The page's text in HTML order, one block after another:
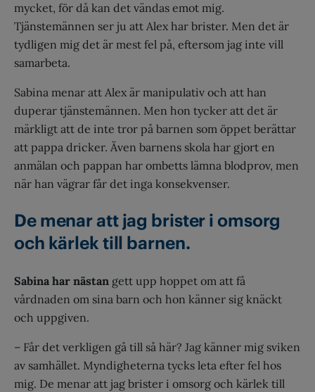
mycket, för då kan det vändas emot mig.
Tjänstemännen ser ju att Alex har brister. Men det är
tydligen mig det är mest fel på, eftersom jag inte vill
samarbeta.
Sabina menar att Alex är manipulativ och att han
duperar tjänstemännen. Men hon tycker att det är
märkligt att de inte tror på barnen som öppet berättar
att pappa dricker. Även barnens skola har gjort en
anmälan och pappan har ombetts lämna blodprov, men
när han vägrar får det inga konsekvenser.
De menar att jag brister i omsorg
och kärlek till barnen.
Sabina har nästan gett upp hoppet om att få
vårdnaden om sina barn och hon känner sig knäckt
och uppgiven.
– Får det verkligen gå till så här? Jag känner mig sviken
av samhället. Myndigheterna tycks leta efter fel hos
mig. De menar att jag brister i omsorg och kärlek till